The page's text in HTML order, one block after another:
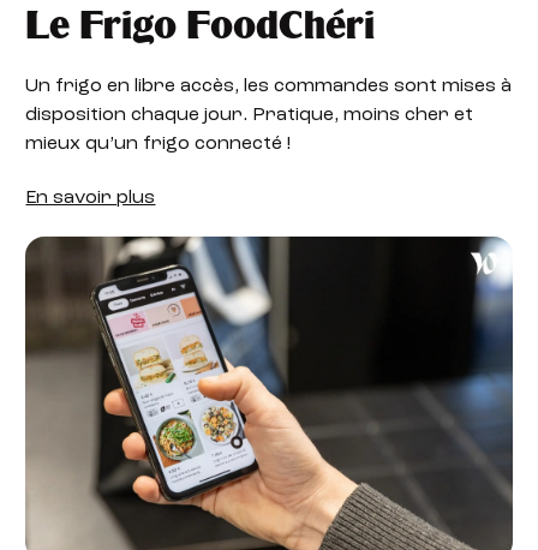
Le Frigo FoodChéri
Un frigo en libre accès, les commandes sont mises à
disposition chaque jour. Pratique, moins cher et
mieux qu’un frigo connecté !
En savoir plus